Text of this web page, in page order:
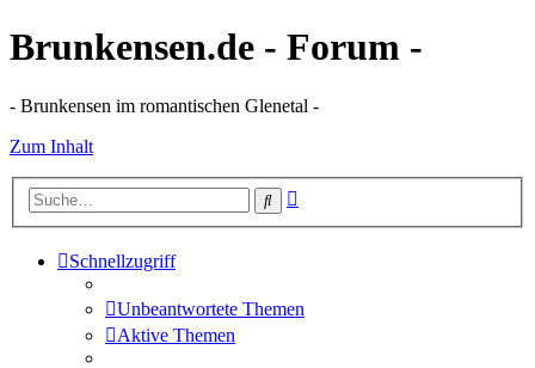
Brunkensen.de - Forum -
- Brunkensen im romantischen Glenetal -
Zum Inhalt
Suche
Schnellzugriff
Unbeantwortete Themen
Aktive Themen